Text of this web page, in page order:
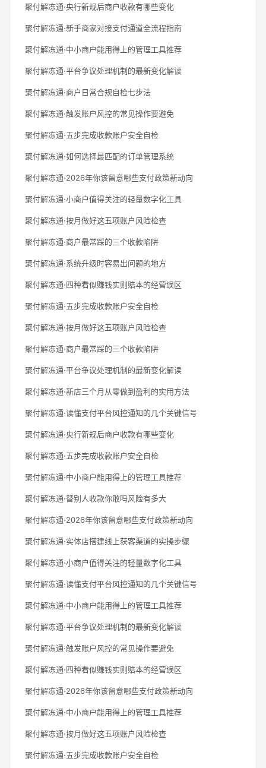
聚付解冻通·央行新规后商户收款有哪些变化
聚付解冻通·新手商家对接支付通道全流程指南
聚付解冻通·中小商户能用得上的管理工具推荐
聚付解冻通·平台争议处理机制的最新变化解读
聚付解冻通·商户日常合规自检七步法
聚付解冻通·触发账户风控的常见操作要避免
聚付解冻通·五步完成收款账户安全自检
聚付解冻通·如何选择最匹配的订单管理系统
聚付解冻通·2026年你该留意哪些支付政策新动向
聚付解冻通·小商户值得关注的轻量数字化工具
聚付解冻通·按月做好这五项账户风险检查
聚付解冻通·商户最常踩的三个收款陷阱
聚付解冻通·系统升级时容易出问题的地方
聚付解冻通·四种看似赚钱实则赔本的经营误区
聚付解冻通·五步完成收款账户安全自检
聚付解冻通·按月做好这五项账户风险检查
聚付解冻通·商户最常踩的三个收款陷阱
聚付解冻通·平台争议处理机制的最新变化解读
聚付解冻通·新店三个月从零做到盈利的实用方法
聚付解冻通·读懂支付平台风控通知的几个关键信号
聚付解冻通·央行新规后商户收款有哪些变化
聚付解冻通·五步完成收款账户安全自检
聚付解冻通·中小商户能用得上的管理工具推荐
聚付解冻通·替别人收款你敢吗风险有多大
聚付解冻通·2026年你该留意哪些支付政策新动向
聚付解冻通·实体店搭建线上获客渠道的实操步骤
聚付解冻通·小商户值得关注的轻量数字化工具
聚付解冻通·读懂支付平台风控通知的几个关键信号
聚付解冻通·中小商户能用得上的管理工具推荐
聚付解冻通·平台争议处理机制的最新变化解读
聚付解冻通·触发账户风控的常见操作要避免
聚付解冻通·四种看似赚钱实则赔本的经营误区
聚付解冻通·2026年你该留意哪些支付政策新动向
聚付解冻通·中小商户能用得上的管理工具推荐
聚付解冻通·按月做好这五项账户风险检查
聚付解冻通·五步完成收款账户安全自检